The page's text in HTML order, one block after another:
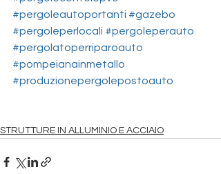
#pergoleautoportanti #gazebo
#pergoleperlocali #pergoleperauto
#pergolatoperriparoauto
#pompeianainmetallo
#produzionepergolepostoauto
STRUTTURE IN ALLUMINIO E ACCIAIO